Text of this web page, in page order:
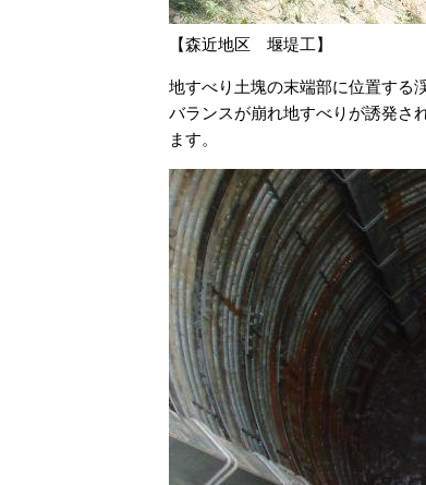
【森近地区 堰堤工】
地すべり土塊の末端部に位置する
バランスが崩れ地すべりが誘発さ
ます。